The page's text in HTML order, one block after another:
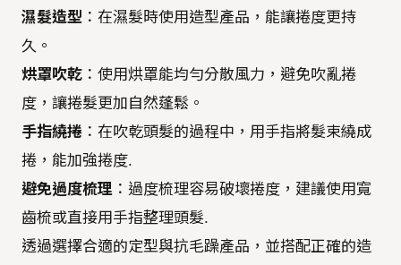
濕髮造型 ：在濕髮時使用造型產品，能讓捲度更持
久。
烘罩吹乾 ：使用烘罩能均勻分散風力，避免吹亂捲
度，讓捲髮更加自然蓬鬆。
手指繞捲 ：在吹乾頭髮的過程中，用手指將髮束繞成
捲，能加強捲度.
避免過度梳理 ：過度梳理容易破壞捲度，建議使用寬
齒梳或直接用手指整理頭髮.
透過選擇合適的定型與抗毛躁產品，並搭配正確的造